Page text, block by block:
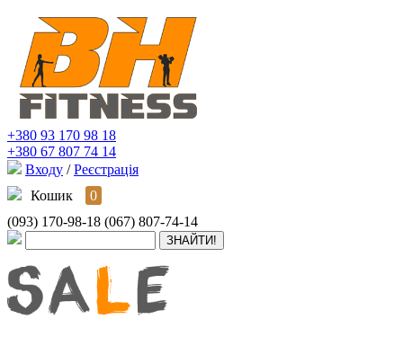
+380 93 170 98 18
+380 67 807 74 14
Входу / Реєстрація
Кошик
0
(093) 170-98-18 (067) 807-74-14